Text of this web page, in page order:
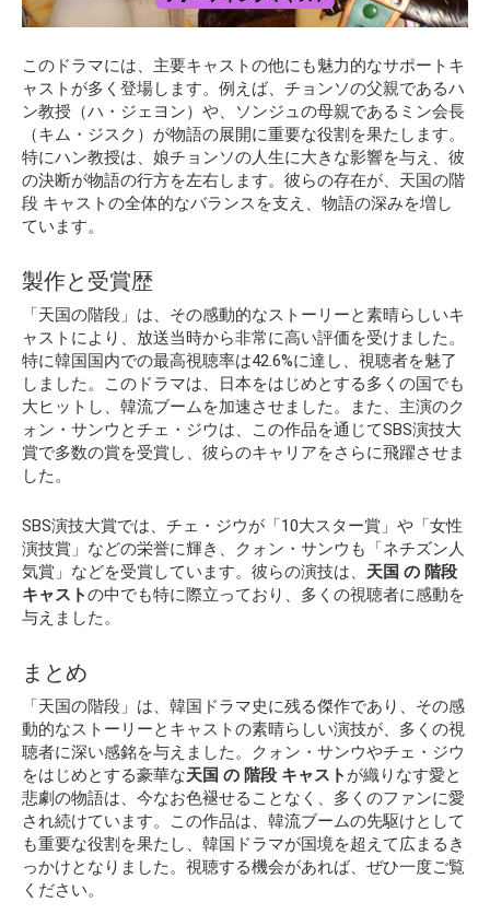
このドラマには、主要キャストの他にも魅力的なサポートキ
ャストが多く登場します。例えば、チョンソの父親であるハ
ン教授（ハ・ジェヨン）や、ソンジュの母親であるミン会長
（キム・ジスク）が物語の展開に重要な役割を果たします。
特にハン教授は、娘チョンソの人生に大きな影響を与え、彼
の決断が物語の行方を左右します。彼らの存在が、天国の階
段 キャストの全体的なバランスを支え、物語の深みを増し
ています。
製作と受賞歴
「天国の階段」は、その感動的なストーリーと素晴らしいキ
ャストにより、放送当時から非常に高い評価を受けました。
特に韓国国内での最高視聴率は42.6%に達し、視聴者を魅了
しました。このドラマは、日本をはじめとする多くの国でも
大ヒットし、韓流ブームを加速させました。また、主演のク
ォン・サンウとチェ・ジウは、この作品を通じてSBS演技大
賞で多数の賞を受賞し、彼らのキャリアをさらに飛躍させま
した。
SBS演技大賞では、チェ・ジウが「10大スター賞」や「女性
演技賞」などの栄誉に輝き、クォン・サンウも「ネチズン人
気賞」などを受賞しています。彼らの演技は、 天国 の 階段
キャストの中でも特に際立っており、多くの視聴者に感動を
与えました。
まとめ
「天国の階段」は、韓国ドラマ史に残る傑作であり、その感
動的なストーリーとキャストの素晴らしい演技が、多くの視
聴者に深い感銘を与えました。クォン・サンウやチェ・ジウ
をはじめとする豪華な天国 の 階段 キャスト が織りなす愛と
悲劇の物語は、今なお色褪せることなく、多くのファンに愛
され続けています。この作品は、韓流ブームの先駆けとして
も重要な役割を果たし、韓国ドラマが国境を超えて広まるき
っかけとなりました。視聴する機会があれば、ぜひ一度ご覧
ください。